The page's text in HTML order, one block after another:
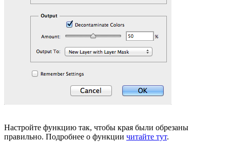
Настройте функцию так, чтобы края были обрезаны
правильно. Подробнее о функции читайте тут.